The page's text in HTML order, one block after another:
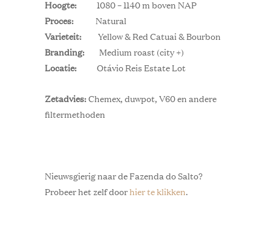
Hoogte:
1080 – 1140 m boven NAP
Proces:
Natural
Varieteit:
Yellow & Red Catuai & Bourbon
Branding:
Medium roast (city +)
Locatie: Otávio Reis Estate Lot
Zetadvies:Chemex, duwpot, V60 en andere
filtermethoden
Nieuwsgierig naar de Fazenda do Salto?
Probeer het zelf doorhier te klikken.